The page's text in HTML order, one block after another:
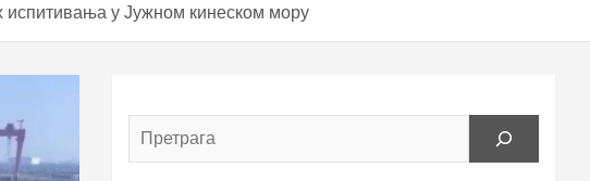
испитивања у Јужном кинеском мору